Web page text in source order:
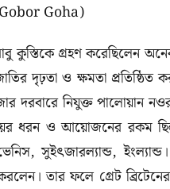
Goha)
কুস্তিকে গ্রহণ করেছিলেন
দৃঢ়তা ও ক্ষমতা প্রতিষ্ঠিত
দরবারে নিযুক্ত
ধরন ও আয়োজনের রকম
সুইৎজারল্যান্ড,
তার ফলে গ্রেট